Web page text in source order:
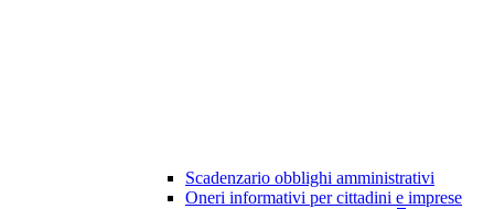
Scadenzario obblighi amministrativi
Oneri informativi per cittadini e imprese